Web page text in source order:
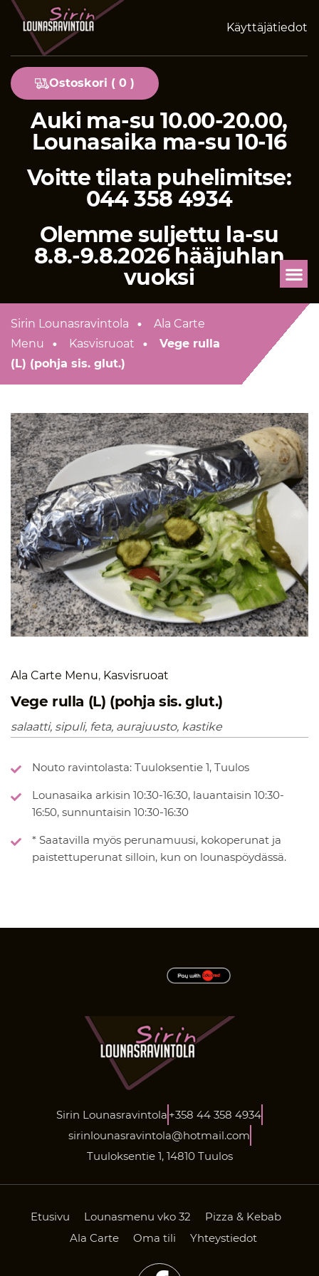
Käyttäjätiedot
Ostoskori ( 0 )
Auki ma-su 10.00-20.00,
Lounasaika ma-su 10-16
Voitte tilata puhelimitse:
044 358 4934
Olemme suljettu la-su
8.8.-9.8.2026 hääjuhlan
vuoksi
Sirin Lounasravintola
Ala Carte
Menu
Kasvisruoat
Vege rulla
(L) (pohja sis. glut.)
Ala Carte Menu, Kasvisruoat
Vege rulla (L) (pohja sis. glut.)
salaatti, sipuli, feta, aurajuusto, kastike
Nouto ravintolasta: Tuuloksentie 1, Tuulos
Lounasaika arkisin 10:30-16:30, lauantaisin 10:30-
16:50, sunnuntaisin 10:30-16:30
* Saatavilla myös perunamuusi, kokoperunat ja
paistettuperunat silloin, kun on lounaspöydässä.
Sirin Lounasravintola +358 44 358 4934
sirinlounasravintola@hotmail.com
Tuuloksentie 1, 14810 Tuulos
Etusivu Lounasmenu vko 32
Pizza & Kebab
Ala Carte
Oma tili Yhteystiedot